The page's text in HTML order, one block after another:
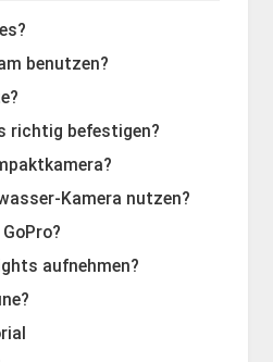
benutzen?
richtig befestigen?
Kamera nutzen?
aufnehmen?